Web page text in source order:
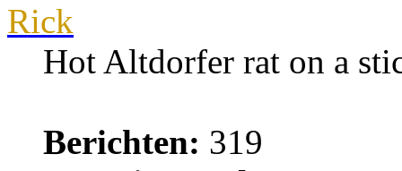
Rick
Hot Altdorfer rat on a
Berichten: 319